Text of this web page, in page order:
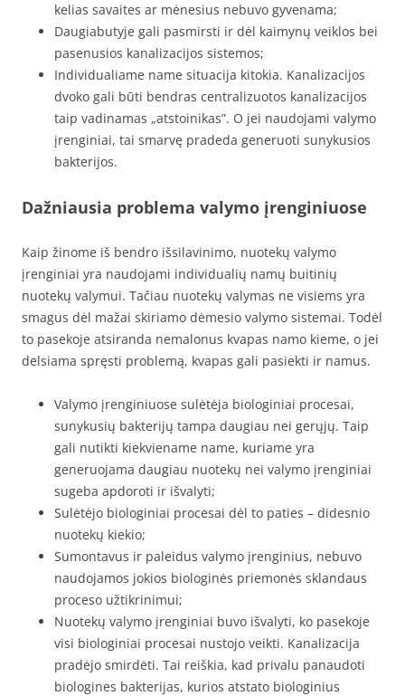
kelias savaites ar mėnesius nebuvo gyvenama;
Daugiabutyje gali pasmirsti ir dėl kaimynų veiklos bei
pasenusios kanalizacijos sistemos;
Individualiame name situacija kitokia. Kanalizacijos
dvoko gali būti bendras centralizuotos kanalizacijos
taip vadinamas „atstoinikas”. O jei naudojami valymo
įrenginiai, tai smarvę pradeda generuoti sunykusios
bakterijos.
Dažniausia problema valymo įrenginiuose
Kaip žinome iš bendro išsilavinimo, nuotekų valymo
įrenginiai yra naudojami individualių namų buitinių
nuotekų valymui. Tačiau nuotekų valymas ne visiems yra
smagus dėl mažai skiriamo dėmesio valymo sistemai. Todėl
to pasekoje atsiranda nemalonus kvapas namo kieme, o jei
delsiama spręsti problemą, kvapas gali pasiekti ir namus.
Valymo įrenginiuose sulėtėja biologiniai procesai,
sunykusių bakterijų tampa daugiau nei gerųjų. Taip
gali nutikti kiekviename name, kuriame yra
generuojama daugiau nuotekų nei valymo įrenginiai
sugeba apdoroti ir išvalyti;
Sulėtėjo biologiniai procesai dėl to paties – didesnio
nuotekų kiekio;
Sumontavus ir paleidus valymo įrenginius, nebuvo
naudojamos jokios biologinės priemonės sklandaus
proceso užtikrinimui;
Nuotekų valymo įrenginiai buvo išvalyti, ko pasekoje
visi biologiniai procesai nustojo veikti. Kanalizacija
pradėjo smirdėti. Tai reiškia, kad privalu panaudoti
biologines bakterijas, kurios atstato biologinius